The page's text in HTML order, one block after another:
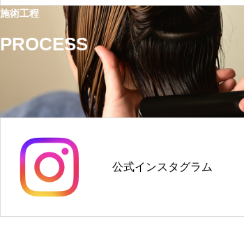
施術工程
PROCESS
公式インスタグラム